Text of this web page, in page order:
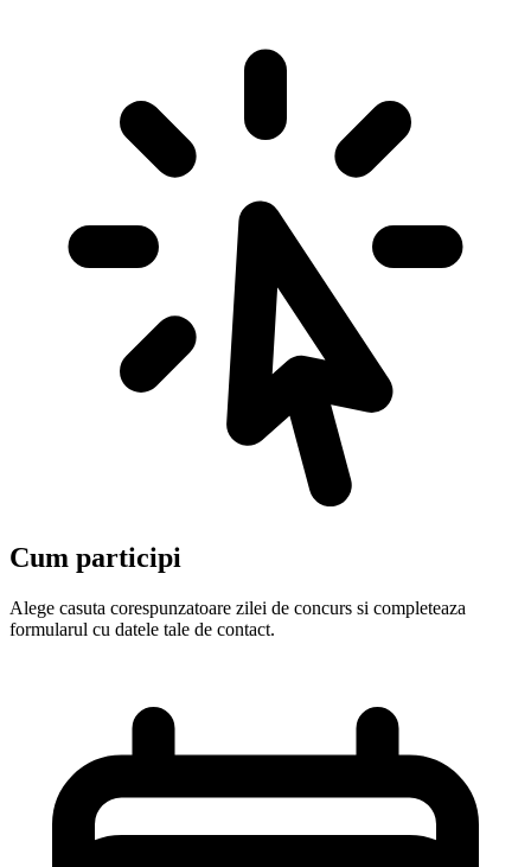
Cum participi
Alege casuta corespunzatoare zilei de concurs si completeaza
formularul cu datele tale de contact.